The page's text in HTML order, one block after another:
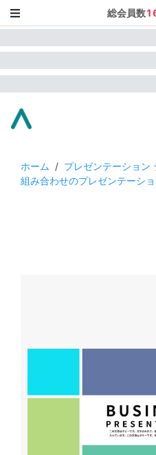
総会員数
ホーム / プレゼンテーション
組み合わせのプレゼンテーシ